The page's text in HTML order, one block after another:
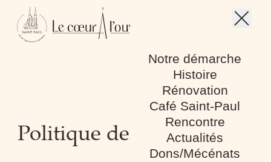
Skip to content
Menu mobile
Notre démarche
Histoire
Rénovation
Café Saint-Paul
Rencontre
Actualités
Dons/Mécénats
Menu
Politique de cookies (UE)